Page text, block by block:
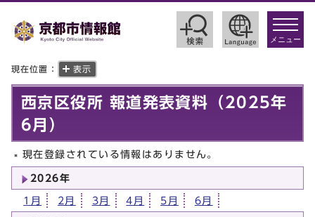
toggle
メニュー
現在位置： 表示
西京区役所 報道発表資料（2025年
6月）
現在登録されている情報はありません。
2026年
1月 2月 3月 4月 5月 6月